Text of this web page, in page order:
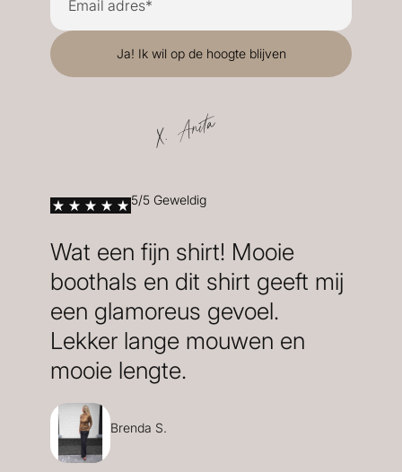
X. Anita
5/5 Geweldig
Wat een fijn shirt! Mooie
boothals en dit shirt geeft mij
een glamoreus gevoel.
Lekker lange mouwen en
mooie lengte.
Brenda S.